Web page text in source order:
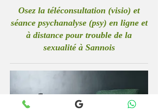
Osez la téléconsultation (visio) et
séance psychanalyse (psy) en ligne et
à distance pour trouble de la
sexualité à Sannois